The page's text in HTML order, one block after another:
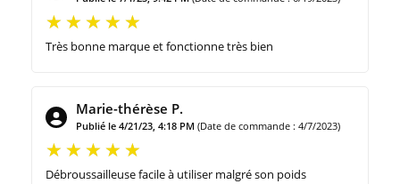
Très bonne marque et fonctionne très bien
Marie-thérèse P.
Publié le 4/21/23, 4:18 PM (Date de commande : 4/7/2023)
Débroussailleuse facile à utiliser malgré son poids